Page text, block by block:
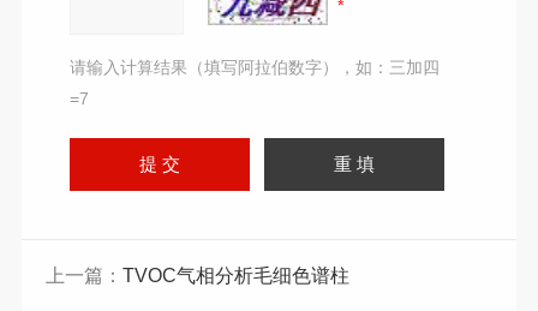
请输入计算结果（填写阿拉伯数字），如：三加四
=7
上一篇： TVOC气相分析毛细色谱柱